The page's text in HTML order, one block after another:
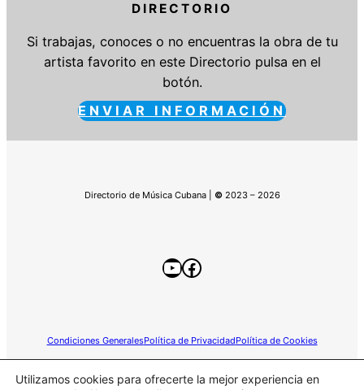
DIRECTORIO
Si trabajas, conoces o no encuentras la obra de tu
artista favorito en este Directorio pulsa en el
botón.
ENVIAR INFORMACIÓN
Directorio de Música Cubana | © 2023 – 2026
YouTube
Facebook
Condiciones GeneralesPolítica de PrivacidadPolítica de Cookies
Utilizamos cookies para ofrecerte la mejor experiencia en